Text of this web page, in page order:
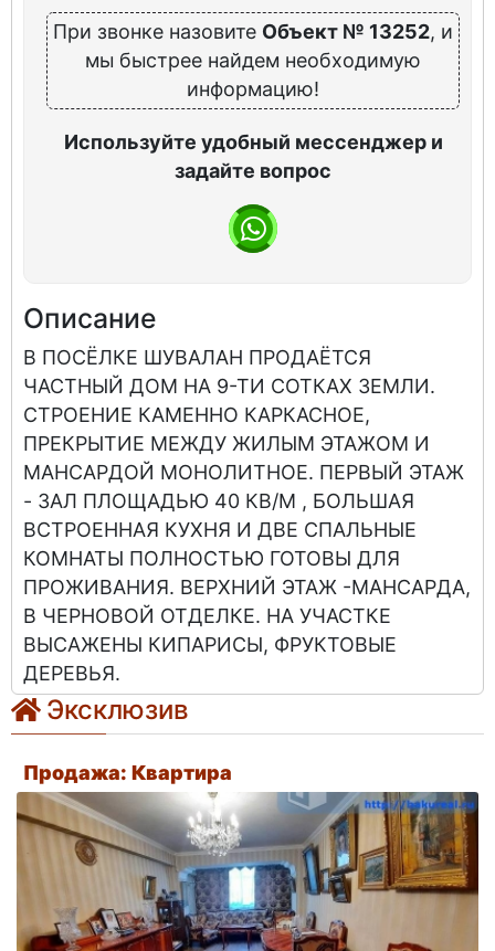
При звонке назовите Объект № 13252, и
мы быстрее найдем необходимую
информацию!
Используйте удобный мессенджер и
задайте вопрос
Описание
В ПОСЁЛКЕ ШУВАЛАН ПРОДАЁТСЯ
ЧАСТНЫЙ ДОМ НА 9-ТИ СОТКАХ ЗЕМЛИ.
СТРОЕНИЕ КАМЕННО КАРКАСНОЕ,
ПРЕКРЫТИЕ МЕЖДУ ЖИЛЫМ ЭТАЖОМ И
МАНСАРДОЙ МОНОЛИТНОЕ. ПЕРВЫЙ ЭТАЖ
- ЗАЛ ПЛОЩАДЬЮ 40 КВ/М , БОЛЬШАЯ
ВСТРОЕННАЯ КУХНЯ И ДВЕ СПАЛЬНЫЕ
КОМНАТЫ ПОЛНОСТЬЮ ГОТОВЫ ДЛЯ
ПРОЖИВАНИЯ. ВЕРХНИЙ ЭТАЖ -МАНСАРДА,
В ЧЕРНОВОЙ ОТДЕЛКЕ. НА УЧАСТКЕ
ВЫСАЖЕНЫ КИПАРИСЫ, ФРУКТОВЫЕ
ДЕРЕВЬЯ.
Эксклюзив
Продажа: Квартира